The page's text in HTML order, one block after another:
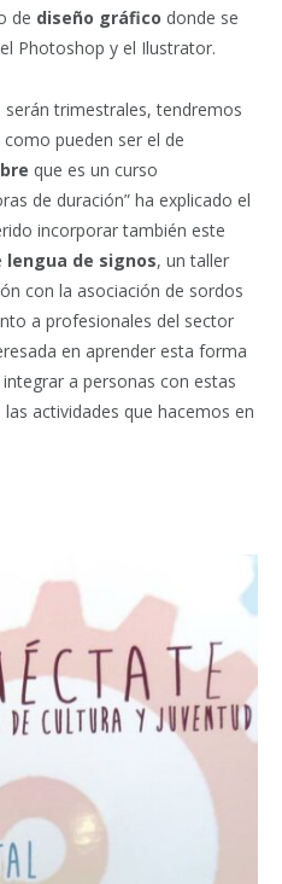
de diseño gráfico donde se
Photoshop y el Ilustrator.
trimestrales, tendremos
pueden ser el de
que es un curso
de duración” ha explicado el
incorporar también este
lengua de signos, un taller
con la asociación de sordos
a profesionales del sector
en aprender esta forma
a personas con estas
actividades que hacemos en